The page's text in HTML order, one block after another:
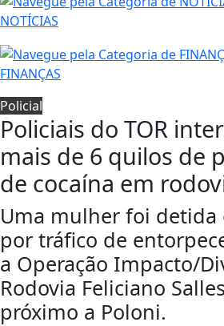
NOTÍCIAS
FINANÇAS
Policial
Policiais do TOR
mais de 6 quilos de
de cocaína em
Uma mulher foi detida
por tráfico de
a Operação Impacto/
Rodovia Feliciano
próximo a Poloni.